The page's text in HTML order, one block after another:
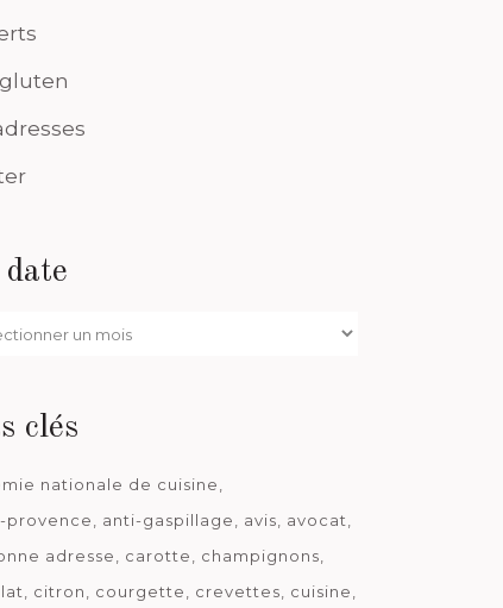
clés
nationale de cuisine
provence
anti-gaspillage avis
avocat
adresse carotte
champignons
citron courgette crevettes
cuisine